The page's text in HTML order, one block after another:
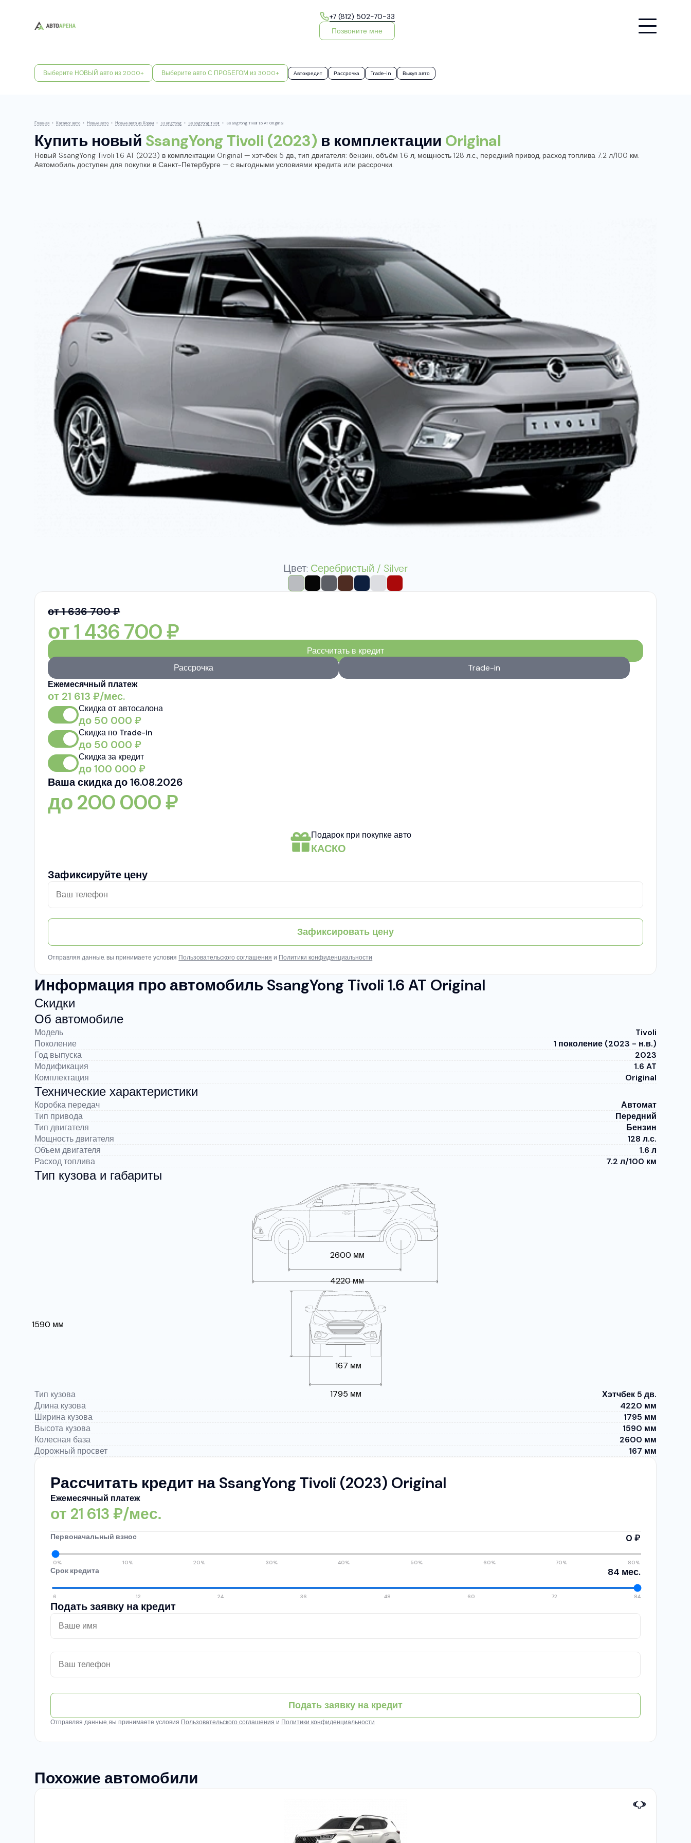
+7 (812) 502-70-33
Позвоните мне
Выберите НОВЫЙ авто из 2000+ Выберите авто С ПРОБЕГОМ из 3000+ Автокредит Рассрочка Trade-in Выкуп авто
Главная • Каталог авто • Новые авто • Новые авто из Кореи • SsangYong • SsangYong Tivoli • SsangYong Tivoli 1.6 AT Original
Купить новый SsangYong Tivoli (2023) в комплектации Original
Новый SsangYong Tivoli 1.6 AT (2023) в комплектации Original — хэтчбек 5 дв., тип двигателя: бензин, объём 1.6 л, мощность 128 л.с., передний привод, расход топлива 7.2 л/100 км.
Автомобиль доступен для покупки в Санкт-Петербурге — с выгодными условиями кредита или рассрочки.
Цвет: Серебристый / Silver
Рассчитать кредит на SsangYong Tivoli (2023) Original
Ежемесячный платеж
от 21 613 ₽/мес.
Первоначальный взнос 0 ₽
0% 10% 20% 30% 40% 50% 60% 70% 80%
Срок кредита 84 мес.
6 12 24 36 48 60 72 84
Подать заявку на кредит
Подать заявку на кредит
Отправляя данные, вы принимаете условия Пользовательского соглашения и Политики конфиденциальности
Информация про автомобиль SsangYong Tivoli 1.6 AT Original
Скидки
Об автомобиле
Модель
Tivoli
Поколение
1 поколение (2023 - н.в.)
Год выпуска
2023
Модификация
1.6 AT
Комплектация
Original
Технические характеристики
Коробка передач
Автомат
Тип привода
Передний
Тип двигателя
Бензин
Мощность двигателя
128 л.с.
Объем двигателя
1.6 л
Расход топлива
7.2 л/100 км
Тип кузова и габариты
4220 мм
2600 мм
1795 мм
1590 мм
167 мм
Тип кузова
Хэтчбек 5 дв.
Длина кузова
4220 мм
Ширина кузова
1795 мм
Высота кузова
1590 мм
Колесная база
2600 мм
Дорожный просвет
167 мм
от 1 636 700 ₽
от1 436 700₽
Рассчитать в кредит
Рассрочка
Trade-in
Ежемесячный платеж
от 21 613 ₽/мес.
Скидка от автосалона
до 50 000 ₽
Скидка по Trade-in
до 50 000 ₽
Скидка за кредит
до100 000 ₽
Ваша скидка до 16.08.2026
до200 000₽
Подарок при покупке авто
КАСКО
Зафиксируйте цену
Зафиксировать цену
Отправляя данные, вы принимаете условия Пользовательского соглашения и Политики конфиденциальности
Похожие автомобили